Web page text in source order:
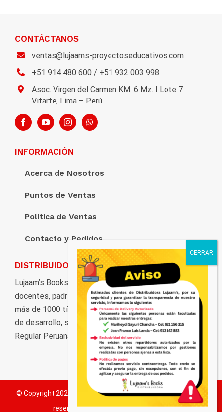
CONTÁCTANOS
ventas@lujaams-proyectoseducativos.com
+51 914 480 600 / +51 932 003 998
Asoc. Virgen del Carmen KM. 6 Mz. I Lote 7
Vitarte, Lima – Perú
INFORMACIÓN
Acerca de Nosotros
Puntos de Ventas
Política de Ventas
Contacto y Pedidos
DISTRIBUIDORA LUJAAM’S
Lujaam’s Books pone al servicio de estudiantes,
docentes, padres de familia, y al público en general,
más de 1000 títulos distribuidos en marcas y ciclos
de desarrollo, según los grados de la Educación Básica
Regular Peruana.
© Copyright 2026 Distribuidora Lujaam's. Todos los derechos
reservados.